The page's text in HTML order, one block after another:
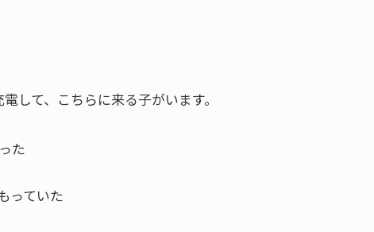
して、こちらに来る子がいます。
た
っていた